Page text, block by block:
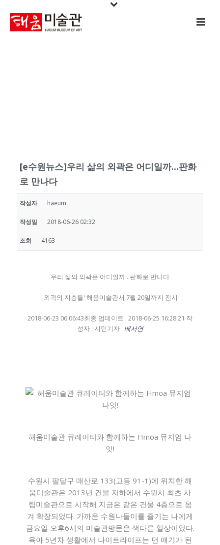
[e수원뉴스]우리 삶의 외곽은 어디일까...판화
로 만나다
작성자 haeum
작성일 2018-06-26 02:32
조회 4163
우리 삶의 외곽은 어디일까...판화로 만나다
'외곽의 지층들' 해움미술관서 7월 20일까지 전시
2018-06-23 06:06:43최종 업데이트 : 2018-06-25 16:28:21 작
성자 : 시민기자 배서연
​​​​​​​해움미술관 큐레이터와 함께하는 Hmoa 뮤지엄 나
잇!
수원시 팔달구 매산로 133(교동 91-1)에 위치한 해
움미술관은 2013년 건물 지하에서 수원시 최초 사
립미술관으로 시작해 지금은 같은 건물 4층으로 옮
겨 확장되었다. 가까운 수원나들이를 즐기는 나에게
금요일 오후6시의 미술관방문은 색다른 일상이었다.
육아 5년차 생활에서 나이트라이프는 먼 얘기가 된